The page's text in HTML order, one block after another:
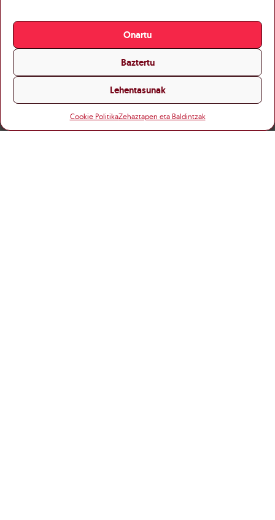
Onartu
Baztertu
Lehentasunak
Cookie PolitikaZehaztapen eta Baldintzak